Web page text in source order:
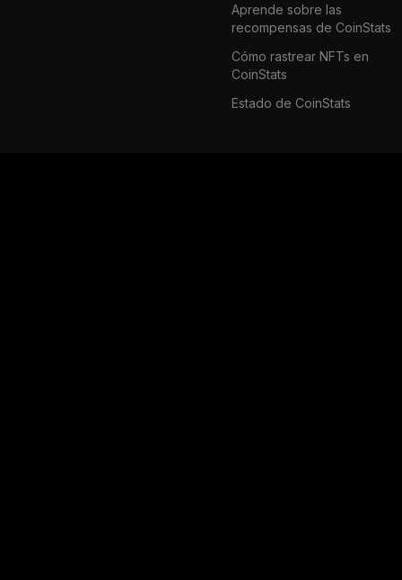
Aprende sobre las
recompensas de CoinStats
Cómo rastrear NFTs en
CoinStats
Estado de CoinStats